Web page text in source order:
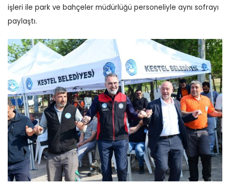
işleri ile park ve bahçeler müdürlüğü personeliyle aynı sofrayı
paylaştı.